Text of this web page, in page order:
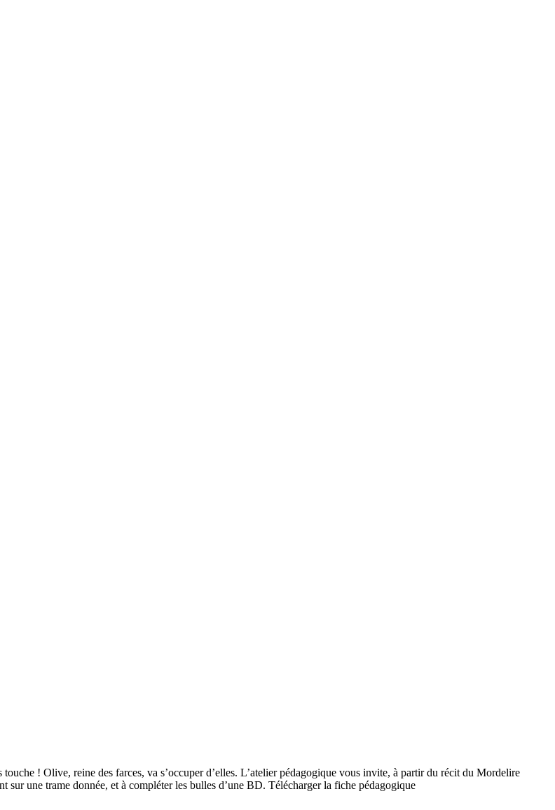
! Olive, reine des farces, va s’occuper d’elles. L’atelier pédagogique vous invite, à partir du récit du Mordelire
une trame donnée, et à compléter les bulles d’une BD. Télécharger la fiche pédagogique